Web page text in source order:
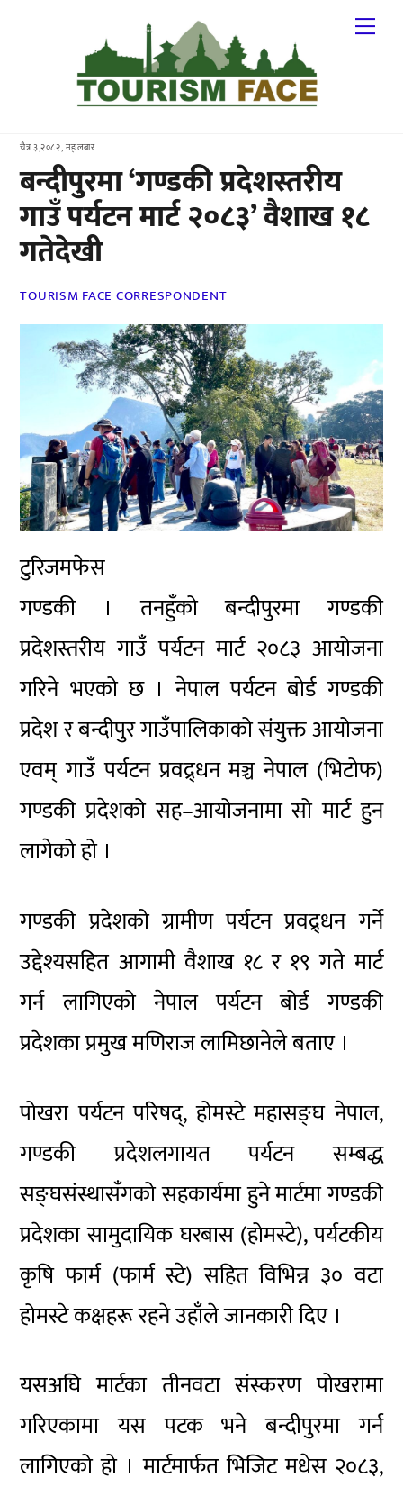
चैत्र ३,२०८२, मङ्लबार
बन्दीपुरमा ‘गण्डकी प्रदेशस्तरीय
गाउँ पर्यटन मार्ट २०८३’ वैशाख १८
गतेदेखी
TOURISM FACE CORRESPONDENT
टुरिजमफेस
गण्डकी । तनहुँको बन्दीपुरमा गण्डकी
प्रदेशस्तरीय गाउँ पर्यटन मार्ट २०८३ आयोजना
गरिने भएको छ । नेपाल पर्यटन बोर्ड गण्डकी
प्रदेश र बन्दीपुर गाउँपालिकाको संयुक्त आयोजना
एवम् गाउँ पर्यटन प्रवद्र्धन मञ्च नेपाल (भिटोफ)
गण्डकी प्रदेशको सह–आयोजनामा सो मार्ट हुन
लागेको हो ।
गण्डकी प्रदेशको ग्रामीण पर्यटन प्रवद्र्धन गर्ने
उद्देश्यसहित आगामी वैशाख १८ र १९ गते मार्ट
गर्न लागिएको नेपाल पर्यटन बोर्ड गण्डकी
प्रदेशका प्रमुख मणिराज लामिछानेले बताए ।
पोखरा पर्यटन परिषद्, होमस्टे महासङ्घ नेपाल,
गण्डकी प्रदेशलगायत पर्यटन सम्बद्ध
सङ्घसंस्थासँगको सहकार्यमा हुने मार्टमा गण्डकी
प्रदेशका सामुदायिक घरबास (होमस्टे), पर्यटकीय
कृषि फार्म (फार्म स्टे) सहित विभिन्न ३० वटा
होमस्टे कक्षहरू रहने उहाँले जानकारी दिए ।
यसअघि मार्टका तीनवटा संस्करण पोखरामा
गरिएकामा यस पटक भने बन्दीपुरमा गर्न
लागिएको हो । मार्टमार्फत भिजिट मधेस २०८३,